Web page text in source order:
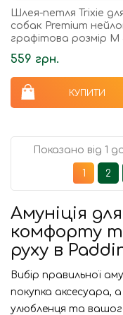
Шлея-петля Trixie
собак Premium
графітова розмір M
см/20 мм
559 грн.
КУПИТИ
Показано від 1
1 2
Амуніція
комфорту
руху в
Вибір правильної
покупка аксесуара,
улюбленця та